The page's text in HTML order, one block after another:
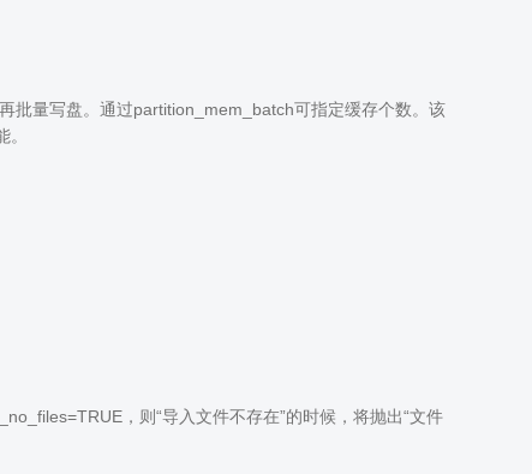
批量写盘。通过partition_mem_batch可指定缓存个数。该
，则“导入文件不存在”的时候，将抛出“文件